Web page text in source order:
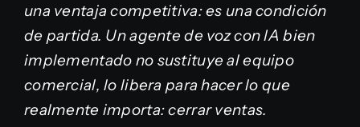
una ventaja competitiva: es una condición
de partida. Un agente de voz con IA bien
implementado no sustituye al equipo
comercial, lo libera para hacer lo que
realmente importa: cerrar ventas.